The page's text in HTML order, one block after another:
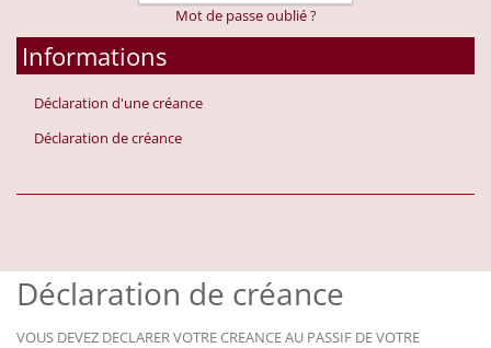
Mot de passe oublié ?
Informations
Déclaration d'une créance
Déclaration de créance
Déclaration de créance
VOUS DEVEZ DECLARER VOTRE CREANCE AU PASSIF DE VOTRE